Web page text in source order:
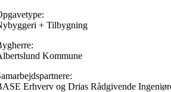
+ Tilbygning
Kommune
Erhverv og Drias Rådgivende